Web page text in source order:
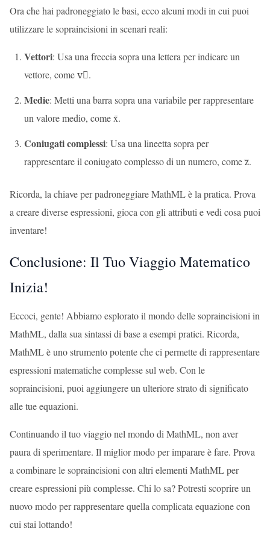
Ora che hai padroneggiato le basi, ecco alcuni modi in cui puoi
utilizzare le sopraincisioni in scenari reali:
Vettori: Usa una freccia sopra una lettera per indicare un
vettore, come v⃗.
Medie: Metti una barra sopra una variabile per rappresentare
un valore medio, come x̄.
Coniugati complessi: Usa una lineetta sopra per
rappresentare il coniugato complesso di un numero, come z̅.
Ricorda, la chiave per padroneggiare MathML è la pratica. Prova
a creare diverse espressioni, gioca con gli attributi e vedi cosa puoi
inventare!
Conclusione: Il Tuo Viaggio Matematico
Inizia!
Eccoci, gente! Abbiamo esplorato il mondo delle sopraincisioni in
MathML, dalla sua sintassi di base a esempi pratici. Ricorda,
MathML è uno strumento potente che ci permette di rappresentare
espressioni matematiche complesse sul web. Con le
sopraincisioni, puoi aggiungere un ulteriore strato di significato
alle tue equazioni.
Continuando il tuo viaggio nel mondo di MathML, non aver
paura di sperimentare. Il miglior modo per imparare è fare. Prova
a combinare le sopraincisioni con altri elementi MathML per
creare espressioni più complesse. Chi lo sa? Potresti scoprire un
nuovo modo per rappresentare quella complicata equazione con
cui stai lottando!